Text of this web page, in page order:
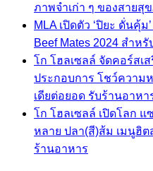
ภาพจำเก่า ๆ ของสายสุ
MLA เปิดตัว ‘ปิยะ ดั่นคุ้
Beef Mates 2024 สำหรั
โก โฮลเซลล์ จัดคอร์ส
ประกอบการ โชว์ความ
เดียต่อยอด รับร้านอาห
โก โฮลเซลล์ เปิดโลก
หลาย ปลา(สี)ส้ม เมนูฮิต
ร้านอาหาร